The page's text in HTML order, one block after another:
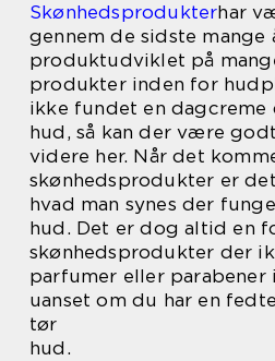
Skønhedsprodukterhar
gennem de sidste mange
produktudviklet på
produkter inden for
ikke fundet en dagcreme
hud, så kan der være
videre her. Når det
skønhedsprodukter er
hvad man synes der
hud. Det er dog altid en
skønhedsprodukter der
parfumer eller
uanset om du har en
tør
hud.